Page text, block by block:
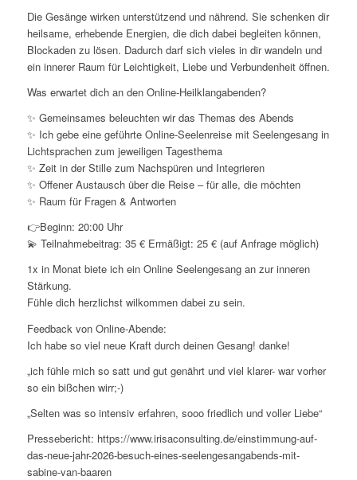
Die Gesänge wirken unterstützend und nährend. Sie schenken dir
heilsame, erhebende Energien, die dich dabei begleiten können,
Blockaden zu lösen. Dadurch darf sich vieles in dir wandeln und
ein innerer Raum für Leichtigkeit, Liebe und Verbundenheit öffnen.
Was erwartet dich an den Online-Heilklangabenden?
✨ Gemeinsames beleuchten wir das Themas des Abends
✨ Ich gebe eine geführte Online-Seelenreise mit Seelengesang in
Lichtsprachen zum jeweiligen Tagesthema
✨ Zeit in der Stille zum Nachspüren und Integrieren
✨ Offener Austausch über die Reise – für alle, die möchten
✨ Raum für Fragen & Antworten
👉Beginn: 20:00 Uhr
💫 Teilnahmebeitrag: 35 € Ermäßigt: 25 € (auf Anfrage möglich)
1x in Monat biete ich ein Online Seelengesang an zur inneren
Stärkung.
Fühle dich herzlichst wilkommen dabei zu sein.
Feedback von Online-Abende:
Ich habe so viel neue Kraft durch deinen Gesang! danke!
„ich fühle mich so satt und gut genährt und viel klarer- war vorher
so ein bißchen wirr;-)
„Selten was so intensiv erfahren, sooo friedlich und voller Liebe“
Pressebericht: https://www.irisaconsulting.de/einstimmung-auf-
das-neue-jahr-2026-besuch-eines-seelengesangabends-mit-
sabine-van-baaren